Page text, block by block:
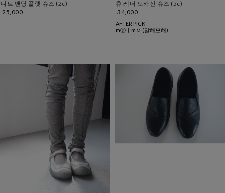
니트 밴딩 플랫 슈즈 (2c)
25,000
휴 레더 모카신 슈즈 (5c)
34,000
AFTER PICK
mⓐㅣmㅇ (말해모해)